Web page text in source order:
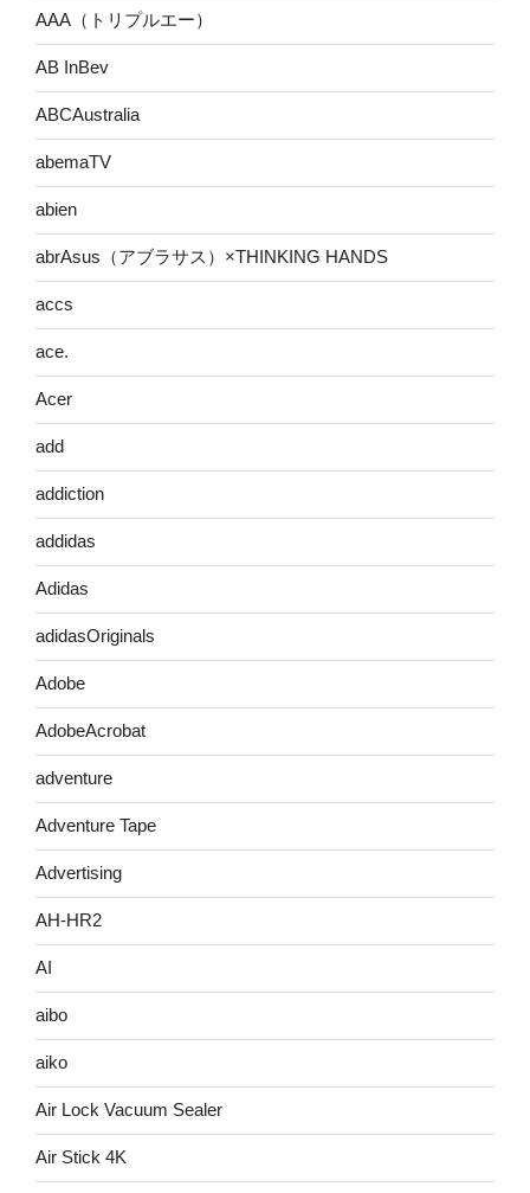
AAA（トリプルエー）
AB InBev
ABCAustralia
abemaTV
abien
abrAsus（アブラサス）×THINKING HANDS
accs
ace.
Acer
add
addiction
addidas
Adidas
adidasOriginals
Adobe
AdobeAcrobat
adventure
Adventure Tape
Advertising
AH-HR2
AI
aibo
aiko
Air Lock Vacuum Sealer
Air Stick 4K